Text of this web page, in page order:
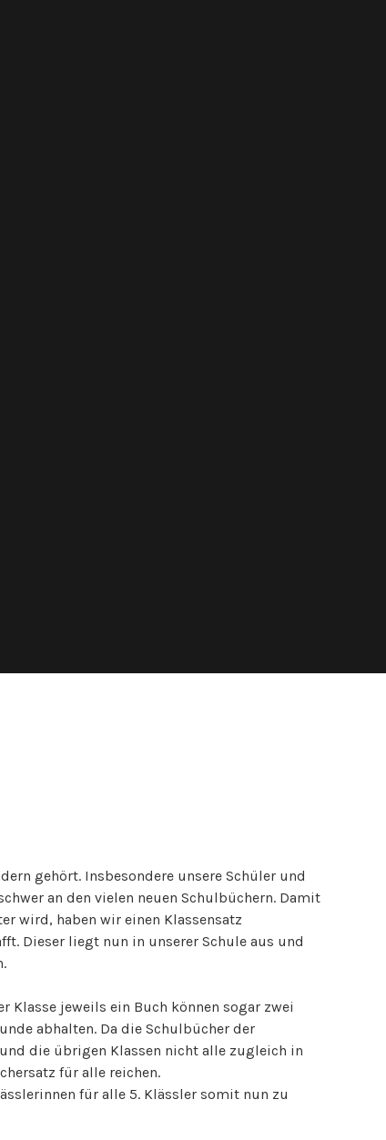
gehört. Insbesondere unsere Schüler und
an den vielen neuen Schulbüchern. Damit
wird, haben wir einen Klassensatz
Dieser liegt nun in unserer Schule aus und
Klasse jeweils ein Buch können sogar zwei
abhalten. Da die Schulbücher der
die übrigen Klassen nicht alle zugleich in
für alle reichen.
für alle 5. Klässler somit nun zu